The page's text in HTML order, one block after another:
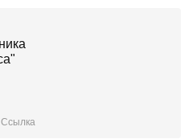
Ссылка